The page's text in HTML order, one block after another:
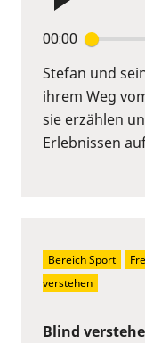
00:00
Stefan und
ihrem Weg
sie erzählen
Erlebnissen
Blind
Bereich Sport
verstehen